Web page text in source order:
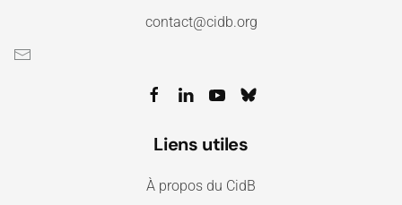
contact@cidb.org
Liens utiles
À propos du CidB